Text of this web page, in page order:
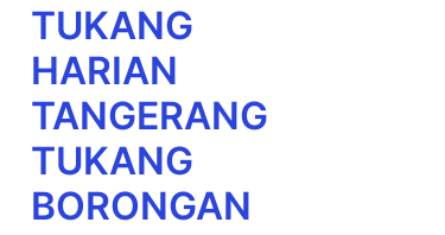
TUKANG
HARIAN
TANGERANG
TUKANG
BORONGAN